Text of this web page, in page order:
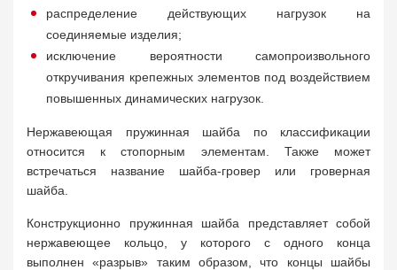
распределение действующих нагрузок на
соединяемые изделия;
исключение вероятности самопроизвольного
откручивания крепежных элементов под воздействием
повышенных динамических нагрузок.
Нержавеющая пружинная шайба по классификации
относится к стопорным элементам. Также может
встречаться название шайба-гровер или гроверная
шайба.
Конструкционно пружинная шайба представляет собой
нержавеющее кольцо, у которого с одного конца
выполнен «разрыв» таким образом, что концы шайбы